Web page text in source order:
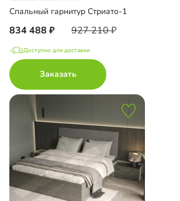
Спальный гарнитур Стриато-1
834 488 927 210
Доступно для доставки
Заказать